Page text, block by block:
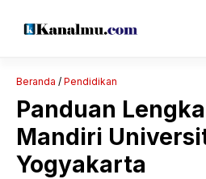
Beranda / Pendidikan
Panduan
Mandiri
Yogyakarta